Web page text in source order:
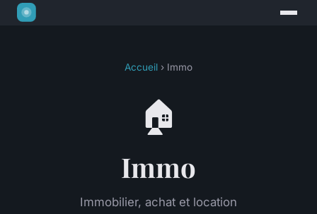
Accueil › Immo
🏠
Immo
Immobilier, achat et location